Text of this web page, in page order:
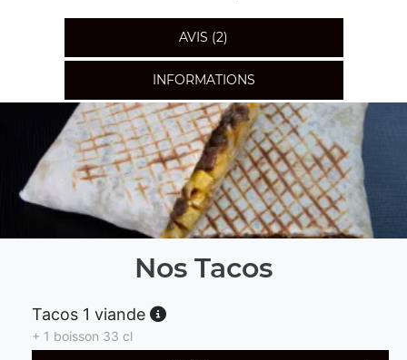
AVIS (2)
INFORMATIONS
Nos Tacos
Tacos 1 viande
+ 1 boisson 33 cl